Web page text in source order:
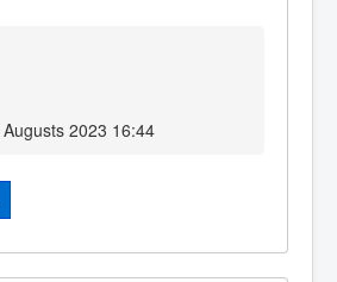
2023 16:44